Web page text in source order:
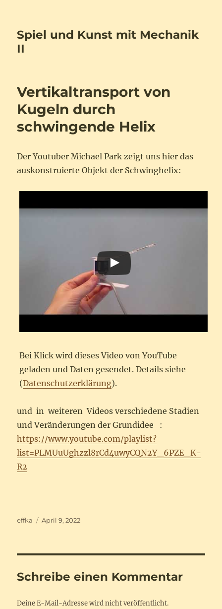
Spiel und Kunst mit Mechanik
II
Vertikaltransport von
Kugeln durch
schwingende Helix
Der Youtuber Michael Park zeigt uns hier das
auskonstruierte Objekt der Schwinghelix:
Bei Klick wird dieses Video von YouTube
geladen und Daten gesendet. Details siehe
(Datenschutzerklärung).
und in weiteren Videos verschiedene Stadien
und Veränderungen der Grundidee :
https://www.youtube.com/playlist?
list=PLMUuUghzzl8rCd4uwyCQN2Y_6PZE_K-
R2
Autor
effka
Veröffentlicht
April 9, 2022
Schreibe einen Kommentar
Deine E-Mail-Adresse wird nicht veröffentlicht.